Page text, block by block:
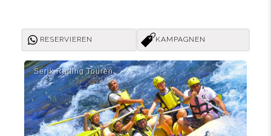
RESERVIEREN KAMPAGNEN
Seri̇k Rafti̇ng Touren